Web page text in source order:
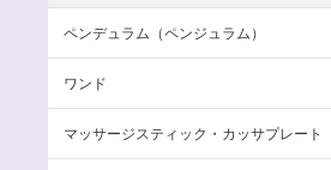
ペンデュラム（ペンジュラム）
ワンド
マッサージスティック・カッサプレート